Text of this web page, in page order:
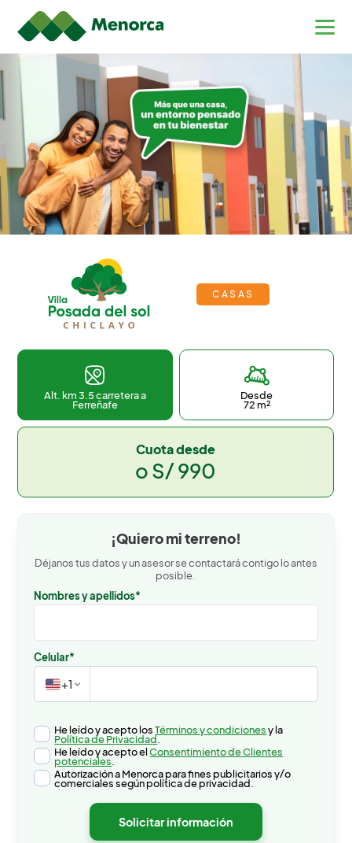
Casas en Chiclayo – Villa
CASAS
Alt. km 3.5 carretera a
Ferreñafe
Desde
72 m²
Cuota desde
o S/ 990
¡Quiero mi terreno!
Déjanos tus datos y un asesor se contactará contigo lo antes
posible.
Nombres y apellidos*
Celular*
+1
He leído y acepto losTérminos y condicionesy la
Política de Privacidad.
He leído y acepto elConsentimiento de Clientes
potenciales
Autorización a Menorca para fines publicitarios y/o
comerciales según política de privacidad.